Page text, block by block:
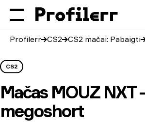
Profilerr CS2 CS2 mačai: Pabaigti
CS2
Mačas MOUZ NXT
megoshort